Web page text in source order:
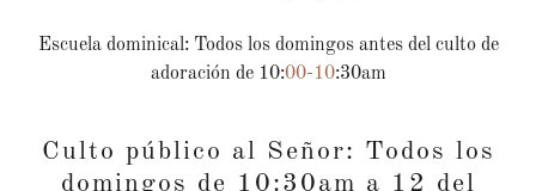
Escuela dominical: Todos los domingos antes del culto de
adoración de 10:00-10:30am
Culto público al Señor: Todos los
domingos de 10:30am a 12 del